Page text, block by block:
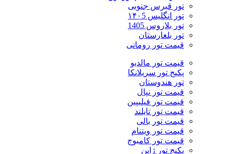
تور قبرس جنوبی
تور انگلیس ۱۴۰5
تور بلاروس 1405
تور بلغارستان
قیمت تور رومانی
قیمت تور مالدیو
پکیج تور سریلانکا
تور هندوستان
قیمت تور نپال
قیمت تور فیلیپین
قیمت تور تایلند
قیمت تور بالی
قیمت تور ویتنام
قیمت تور کامبوج
پکیج تور ژاپن